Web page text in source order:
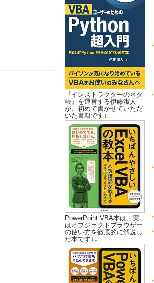
『インストラクターのネタ
帳』を運営する伊藤潔人
が、初めて書かせていただ
いた書籍です↓↓
PowerPoint VBA本は、実
はオブジェクトブラウザー
の使い方を徹底的に解説し
た本です↓↓